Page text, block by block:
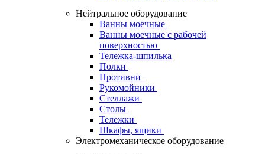
Нейтральное оборудование
Ванны моечные
Ванны моечные с рабочей
поверхностью
Тележка-шпилька
Полки
Противни
Рукомойники
Стеллажи
Столы
Тележки
Шкафы, ящики
Электромеханическое оборудование